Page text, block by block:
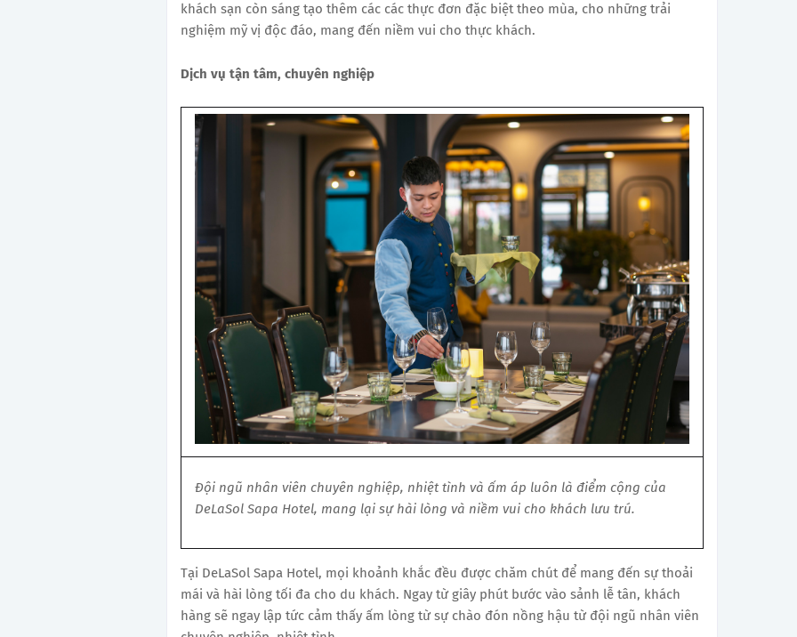
khách sạn còn sáng tạo thêm các các thực đơn đặc biệt theo mùa, cho những trải
nghiệm mỹ vị độc đáo, mang đến niềm vui cho thực khách.
Dịch vụ tận tâm, chuyên nghiệp
Đội ngũ nhân viên chuyên nghiệp, nhiệt tình và ấm áp luôn là điểm cộng của
DeLaSol Sapa Hotel, mang lại sự hài lòng và niềm vui cho khách lưu trú.
Tại DeLaSol Sapa Hotel, mọi khoảnh khắc đều được chăm chút để mang đến sự thoải
mái và hài lòng tối đa cho du khách. Ngay từ giây phút bước vào sảnh lễ tân, khách
hàng sẽ ngay lập tức cảm thấy ấm lòng từ sự chào đón nồng hậu từ đội ngũ nhân viên